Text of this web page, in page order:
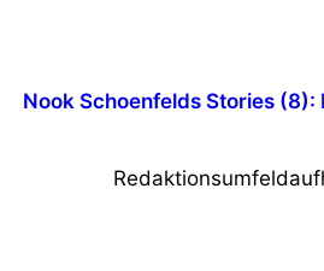
Nook Schoenfelds Stories (8):